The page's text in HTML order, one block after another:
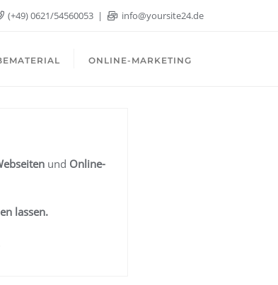
(+49) 0621/54560053 info@yoursite24.de
ONLINE-MARKETING
und Online-
lassen.